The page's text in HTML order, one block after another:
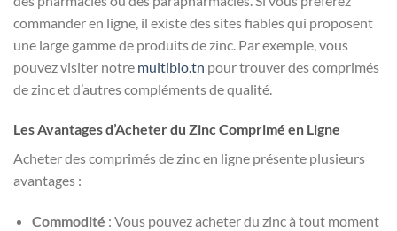
commander en ligne, il existe des sites fiables qui proposent
une large gamme de produits de zinc. Par exemple, vous
pouvez visiter notre multibio.tn pour trouver des comprimés
de zinc et d’autres compléments de qualité.
Les Avantages d’Acheter du Zinc Comprimé en Ligne
Acheter des comprimés de zinc en ligne présente plusieurs
avantages :
Commodité : Vous pouvez acheter du zinc à tout moment